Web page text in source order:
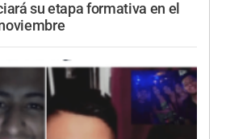
su etapa formativa en el